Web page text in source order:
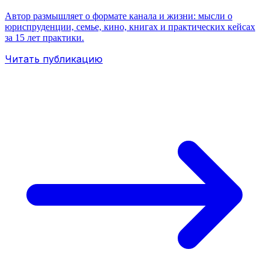
Автор размышляет о формате канала и жизни: мысли о
юриспруденции, семье, кино, книгах и практических кейсах
за 15 лет практики.
Читать публикацию